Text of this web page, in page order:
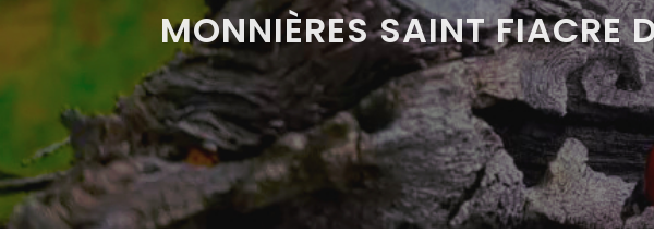
MONNIÈRES SAINT FIACRE